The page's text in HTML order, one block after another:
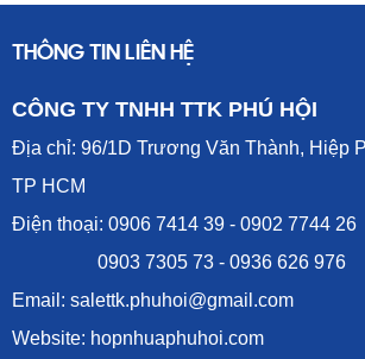
THÔNG TIN LIÊN HỆ
CÔNG TY TNHH TTK PHÚ HỘI
Địa chỉ: 96/1D Trương Văn Thành, Hiệp
TP HCM
Điện thoại: 0906 7414 39 - 0902 7744 26
0903 7305 73 - 0936 626 976
Email: salettk.phuhoi@gmail.com
Website: hopnhuaphuhoi.com